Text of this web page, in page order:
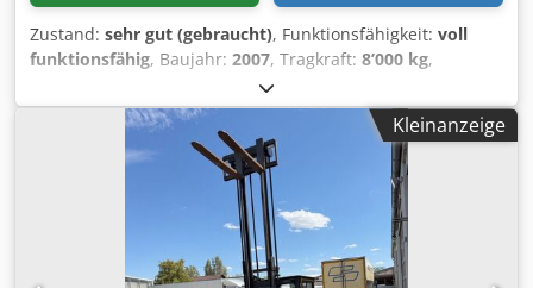
Zustand: sehr gut (gebraucht), Funktionsfähigkeit: voll
funktionsfähig, Baujahr: 2007, Tragkraft: 8’000 kg,
Hangcha Gabelstapler CPCD 80-RW14, 8 Tonnen Tragkraft,
Seitenschieber, automatische Zinkenverstellung Sehr guter
Zustand, technisch einwandfrei, aus 2. Hand
Betriebsstunden original nur 1170, Baujahr 2007 Motor 6
Zylinder Isuzu, trocken einwandfrei Motor springt sofort an
auch bei minus 10 Grad Service neu, hintere Reifen neu
Hubhöhe 4m, Bauhöhe 3,2m, Gabellänge 1,8m, inclusive
Verlängerungsgabeln 2,8m Beleuchtung, Blinker etc. mit
Kleinanzeige